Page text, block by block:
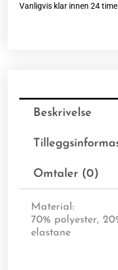
Vanligvis klar innen 24
Beskrivelse
Omtaler (0)
Material:
70% polyester,
elastane